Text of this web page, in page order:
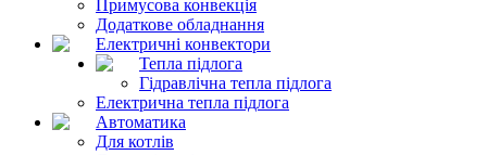
Примусова конвекція
Додаткове обладнання
Електричні конвектори
Тепла підлога
Гідравлічна тепла підлога
Електрична тепла підлога
Автоматика
Для котлів